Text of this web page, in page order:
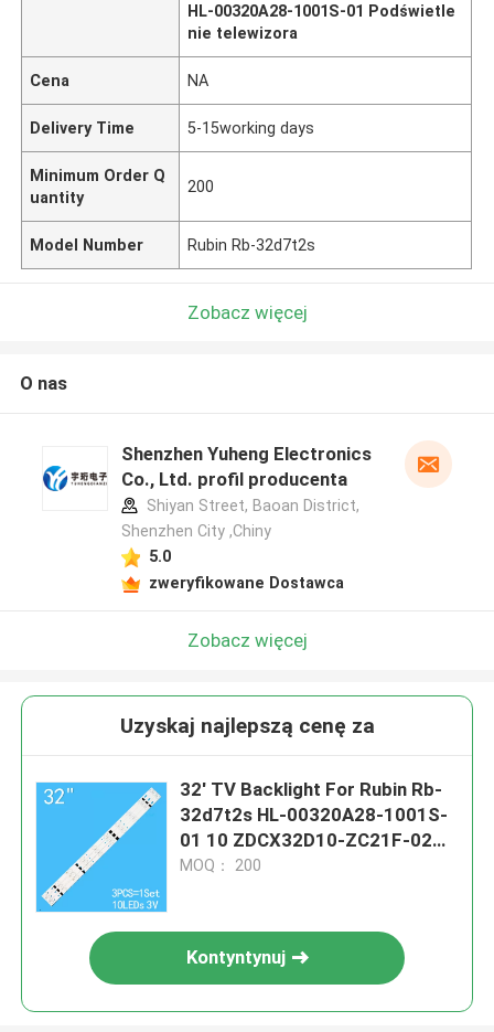
HL-00320A28-1001S-01 Podświetle
nie telewizora
Cena NA
Delivery Time 5-15working days
Minimum Order Q
uantity
200
Model Number Rubin Rb-32d7t2s
Zobacz więcej
O nas
Shenzhen Yuheng Electronics
Co., Ltd. profil producenta
Shiyan Street, Baoan District,
Shenzhen City ,Chiny
5.0
zweryfikowane Dostawca
Zobacz więcej
Uzyskaj najlepszą cenę za
32' TV Backlight For Rubin Rb-
32d7t2s HL-00320A28-1001S-
01 10 ZDCX32D10-ZC21F-02
H32B3100E CX315DLEDM
MOQ： 200
Kontyntynuj